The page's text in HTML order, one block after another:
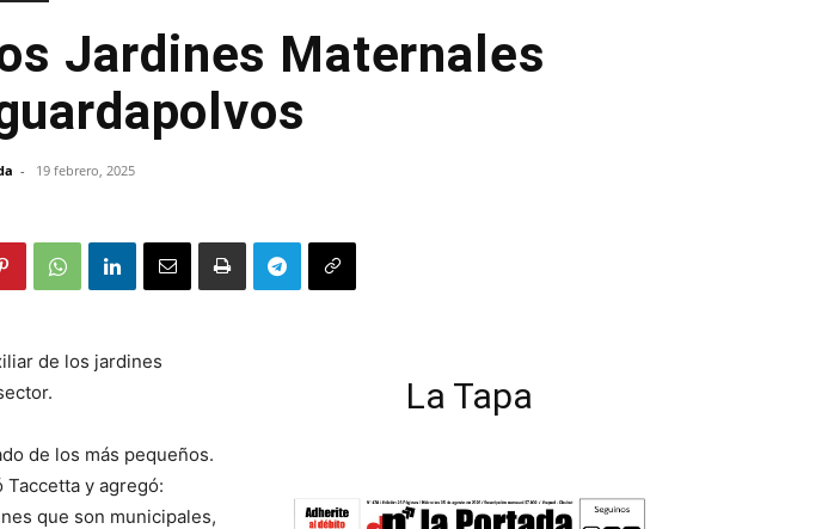
Jardines Maternales
- 19 febrero, 2025
de los jardines
de los más pequeños.
Taccetta y agregó:
que son municipales,
La Tapa